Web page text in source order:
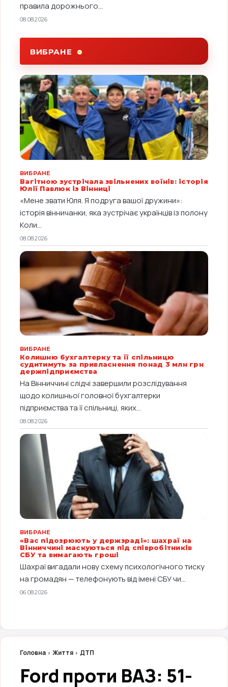
правила дорожнього...
08.08.2026
ВИБРАНЕ
ВИБРАНЕ
Вагітною зустрічала звільнених воїнів: історія
Юлії Павлюк із Вінниці
«Мене звати Юля. Я подруга вашої дружини»:
історія вінничанки, яка зустрічає українців із полону
Коли...
08.08.2026
ВИБРАНЕ
Колишню бухгалтерку та її спільницю
судитимуть за привласнення понад 3 млн грн
держпідприємства
На Вінниччині слідчі завершили розслідування
щодо колишньої головної бухгалтерки
підприємства та її спільниці, яких...
08.08.2026
ВИБРАНЕ
«Вас підозрюють у держзраді»: шахраї на
Вінниччині маскуються під співробітників
СБУ та вимагають гроші
Шахраї вигадали нову схему психологічного тиску
на громадян — телефонують від імені СБУ чи...
06.08.2026